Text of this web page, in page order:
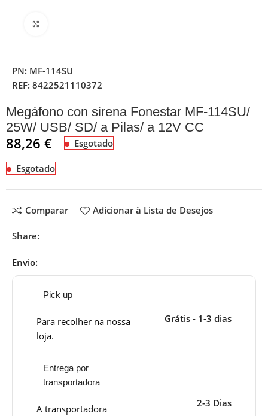
PN: MF-114SU
REF:8422521110372
Megáfono con sirena Fonestar MF-114SU/
25W/ USB/ SD/ a Pilas/ a 12V CC
88,26€ Esgotado
Esgotado
Comparar Adicionar à Lista de Desejos
Share:
Envio:
Pick up
Para recolher na nossa
loja.
Grátis - 1-3 dias
Entrega por
transportadora
A transportadora
2-3 Dias